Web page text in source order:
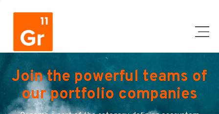
Join the powerful teams of
our portfolio companies